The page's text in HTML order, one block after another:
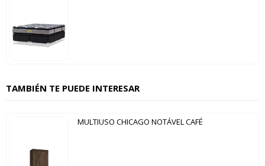
TAMBIÉN TE PUEDE INTERESAR
MULTIUSO CHICAGO NOTÁVEL CAFÉ